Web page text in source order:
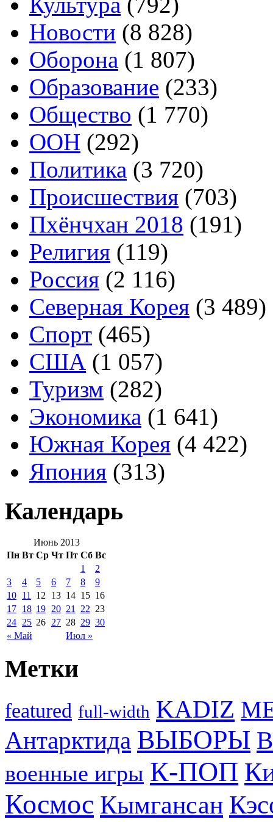
Новости (8 828)
Оборона (1 807)
Образование (233)
Общество (1 770)
ООН (292)
Политика (3 720)
Происшествия (703)
Пхёнчхан 2018 (191)
Религия (119)
Россия (2 116)
Северная Корея (3 489)
Спорт (465)
США (1 057)
Туризм (282)
Экономика (1 641)
Южная Корея (4 422)
Япония (313)
Календарь
Июнь 2013
Пн Вт Ср Чт Пт Сб Вс
« Май Июл »
1
2
3
4 5 6 7 8
9
10 11 12 13 14 15 16
17 18 19 20 21 22 23
24 25 26 27 28 29 30
Метки
featured full-width KADIZ
Антарктида ВЫБОРЫ
военные игры К-ПОП
Космос Кымгансан